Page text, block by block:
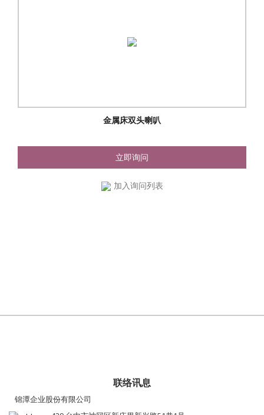
金属床双头喇叭
立即询问
加入询问列表
联络讯息
锦潭企业股份有限公司